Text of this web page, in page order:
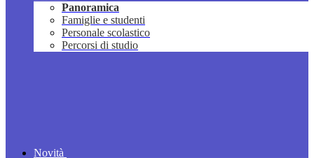
Panoramica
Famiglie e studenti
Personale scolastico
Percorsi di studio
Novità